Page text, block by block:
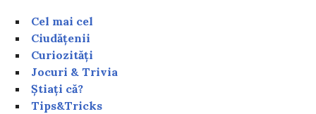
Cel mai cel
Ciudățenii
Curiozități
Jocuri & Trivia
Știați că?
Tips&Tricks